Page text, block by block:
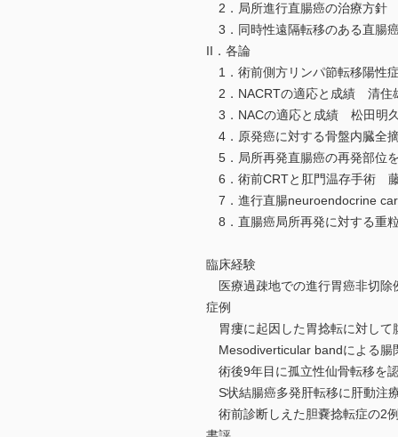
2．局所進行直腸癌の治療方針
3．同時性遠隔転移のある直腸
II．各論
1．術前側方リンパ節転移陽性
2．NACRTの適応と成績 清住
3．NACの適応と成績 松田明
4．原発癌に対する骨盤内臓全
5．局所再発直腸癌の再発部位
6．術前CRTと肛門温存手術
7．進行直腸neuroendocrine
8．直腸癌局所再発に対する重
臨床経験
医療過疎地での進行胃癌非切
症例
胃瘻に起因した胃捻転に対し
Mesodiverticular bandによる
術後9年目に孤立性仙骨転移を
S状結腸癌多発肝転移に肝動注
術前診断しえた胆嚢捻転症の2